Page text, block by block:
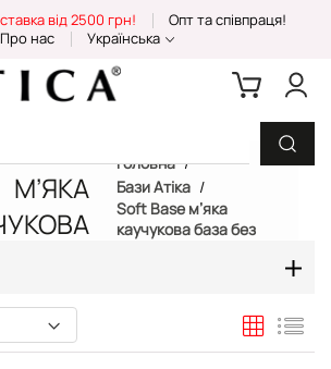
від 2500 грн!
Опт та співпраця!
Про нас
Українська
М’ЯКА
TPO
Головна
Бази Атіка
Soft Base м’яка
каучукова база без
Таблиця